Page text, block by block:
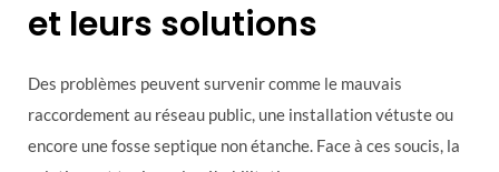
et leurs solutions
Des problèmes peuvent survenir comme le mauvais
raccordement au réseau public, une installation vétuste ou
encore une fosse septique non étanche. Face à ces soucis, la